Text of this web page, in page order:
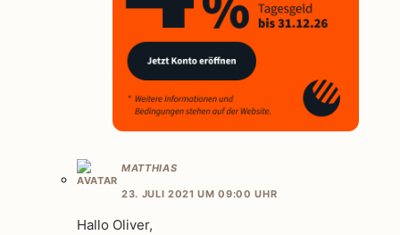
MATTHIAS
23. JULI 2021 UM 09:00 UHR
Hallo Oliver,